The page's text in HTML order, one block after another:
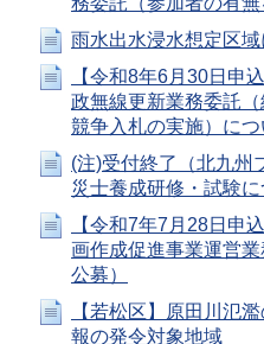
雨水出水浸水想定区域
【令和8年6月30日申
政無線更新業務委託
競争入札の実施）につ
(注)受付終了（北九州
災士養成研修・試験に
【令和7年7月28日申
画作成促進事業運営
公募）
【若松区】原田川氾
報の発令対象地域